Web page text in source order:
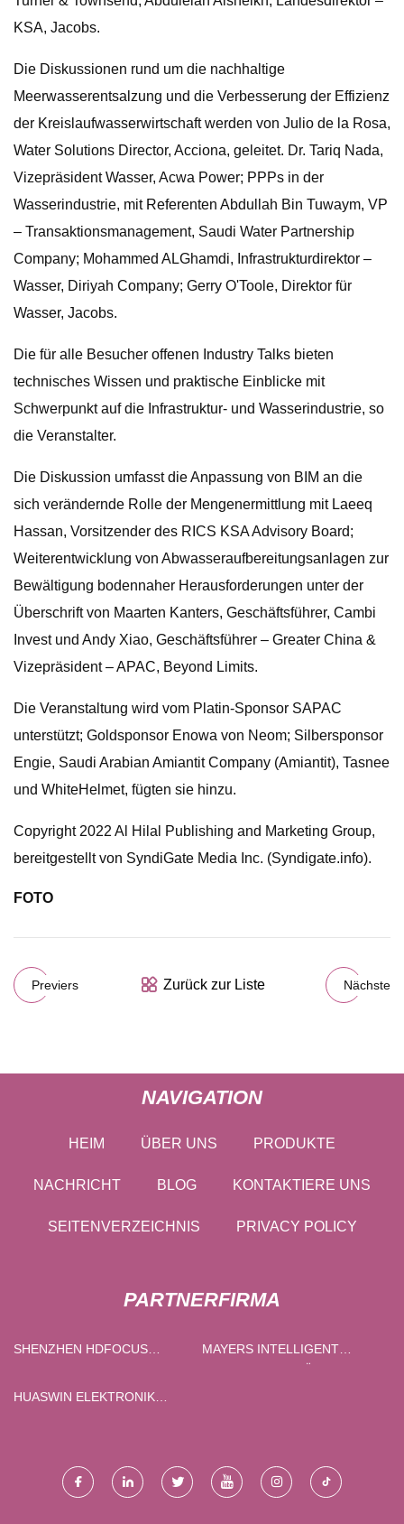
KSA, Jacobs.
Die Diskussionen rund um die nachhaltige
Meerwasserentsalzung und die Verbesserung der Effizienz
der Kreislaufwasserwirtschaft werden von Julio de la Rosa,
Water Solutions Director, Acciona, geleitet. Dr. Tariq Nada,
Vizepräsident Wasser, Acwa Power; PPPs in der
Wasserindustrie, mit Referenten Abdullah Bin Tuwaym, VP
– Transaktionsmanagement, Saudi Water Partnership
Company; Mohammed ALGhamdi, Infrastrukturdirektor –
Wasser, Diriyah Company; Gerry O'Toole, Direktor für
Wasser, Jacobs.
Die für alle Besucher offenen Industry Talks bieten
technisches Wissen und praktische Einblicke mit
Schwerpunkt auf die Infrastruktur- und Wasserindustrie, so
die Veranstalter.
Die Diskussion umfasst die Anpassung von BIM an die
sich verändernde Rolle der Mengenermittlung mit Laeeq
Hassan, Vorsitzender des RICS KSA Advisory Board;
Weiterentwicklung von Abwasseraufbereitungsanlagen zur
Bewältigung bodennaher Herausforderungen unter der
Überschrift von Maarten Kanters, Geschäftsführer, Cambi
Invest und Andy Xiao, Geschäftsführer – Greater China &
Vizepräsident – ​​APAC, Beyond Limits.
Die Veranstaltung wird vom Platin-Sponsor SAPAC
unterstützt; Goldsponsor Enowa von Neom; Silbersponsor
Engie, Saudi Arabian Amiantit Company (Amiantit), Tasnee
und WhiteHelmet, fügten sie hinzu.
Copyright 2022 Al Hilal Publishing and Marketing Group,
bereitgestellt von SyndiGate Media Inc. (Syndigate.info).
FOTO
Previers Zurück zur Liste Nächste
NAVIGATION
HEIM ÜBER UNS PRODUKTE
NACHRICHT BLOG KONTAKTIERE UNS
SEITENVERZEICHNIS PRIVACY POLICY
PARTNERFIRMA
SHENZHEN HDFOCUS
MAYERS INTELLIGENT
HUASWIN ELEKTRONIK